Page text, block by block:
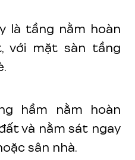
là tầng nằm hoàn
với mặt sàn tầng
hầm nằm hoàn
và nằm sát ngay
sân nhà.